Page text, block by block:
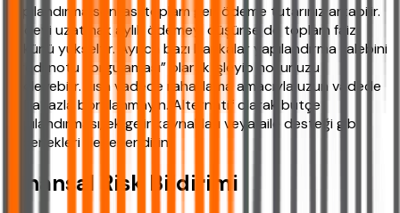
Yapılandırma sonrası toplam geri ödeme tutarınız artabilir.
Vadeyi uzatmak aylık ödemeyi düşürse de toplam faiz
yükünü yükseltir. Ayrıca bazı bankalar yapılandırma talebini
“kredi notu sorgulaması” olarak işleyip notunuzu
etkileyebilir. Kısa vadede rahatlama amacıyla uzun vadede
daha fazla borçlanmayın. Alternatif olarak bütçe
yapılandırması, ek gelir kaynakları veya aile desteği gibi
seçenekleri değerlendirin.
Finansal Risk Bildirimi